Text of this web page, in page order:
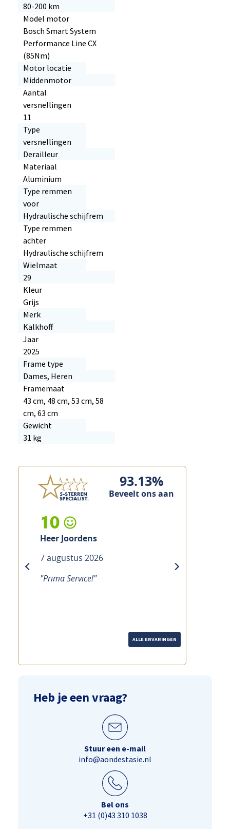
80-200 km
Model motor
Bosch Smart System
Performance Line CX
(85Nm)
Motor locatie
Middenmotor
Aantal
versnellingen
11
Type
versnellingen
Derailleur
Materiaal
Aluminium
Type remmen
voor
Hydraulische schijfrem
Type remmen
achter
Hydraulische schijfrem
Wielmaat
29
Kleur
Grijs
Merk
Kalkhoff
Jaar
2025
Frame type
Dames, Heren
Framemaat
43 cm, 48 cm, 53 cm, 58
cm, 63 cm
Gewicht
31 kg
93.13%
Beveelt ons aan
Joordens
2026
Service!"
next
ALLE ERVARINGEN
Heb je een vraag?
Stuur een e-mail
info@aondestasie.nl
Bel ons
+31 (0)43 310 1038